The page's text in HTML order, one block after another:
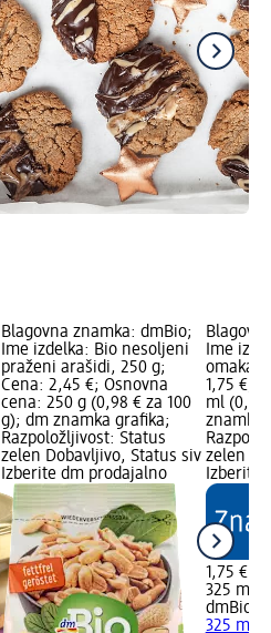
Blagovna znamka: dmBio;
Ime izdelka: Bio nesoljeni
praženi arašidi, 250 g;
Cena: 2,45 €; Osnovna
cena: 250 g (0,98 € za 100
g); dm znamka grafika;
Razpoložljivost: Status
zelen Dobavljivo, Status siv
Izberite dm prodajalno
Ime
omaka,
1,75 €;
ml (0,54
znamka
zelen
Izberite
1,75 €
325 ml
dmBio
325 ml